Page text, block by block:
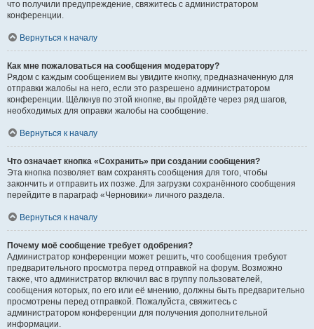
что получили предупреждение, свяжитесь с администратором
конференции.
Вернуться к началу
Как мне пожаловаться на сообщения модератору?
Рядом с каждым сообщением вы увидите кнопку, предназначенную для
отправки жалобы на него, если это разрешено администратором
конференции. Щёлкнув по этой кнопке, вы пройдёте через ряд шагов,
необходимых для оправки жалобы на сообщение.
Вернуться к началу
Что означает кнопка «Сохранить» при создании сообщения?
Эта кнопка позволяет вам сохранять сообщения для того, чтобы
закончить и отправить их позже. Для загрузки сохранённого сообщения
перейдите в параграф «Черновики» личного раздела.
Вернуться к началу
Почему моё сообщение требует одобрения?
Администратор конференции может решить, что сообщения требуют
предварительного просмотра перед отправкой на форум. Возможно
также, что администратор включил вас в группу пользователей,
сообщения которых, по его или её мнению, должны быть предварительно
просмотрены перед отправкой. Пожалуйста, свяжитесь с
администратором конференции для получения дополнительной
информации.